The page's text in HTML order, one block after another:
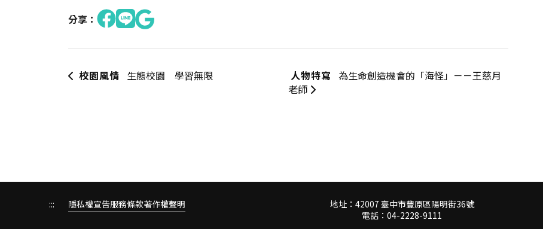
分享：
校園風情 生態校園 學習無限 人物特寫
為生命創造機會的「海怪」－－王慈月
老師
::: 隱私權宣告服務條款著作權聲明
地址：42007 臺中市豐原區陽明街36號
電話：04-2228-9111